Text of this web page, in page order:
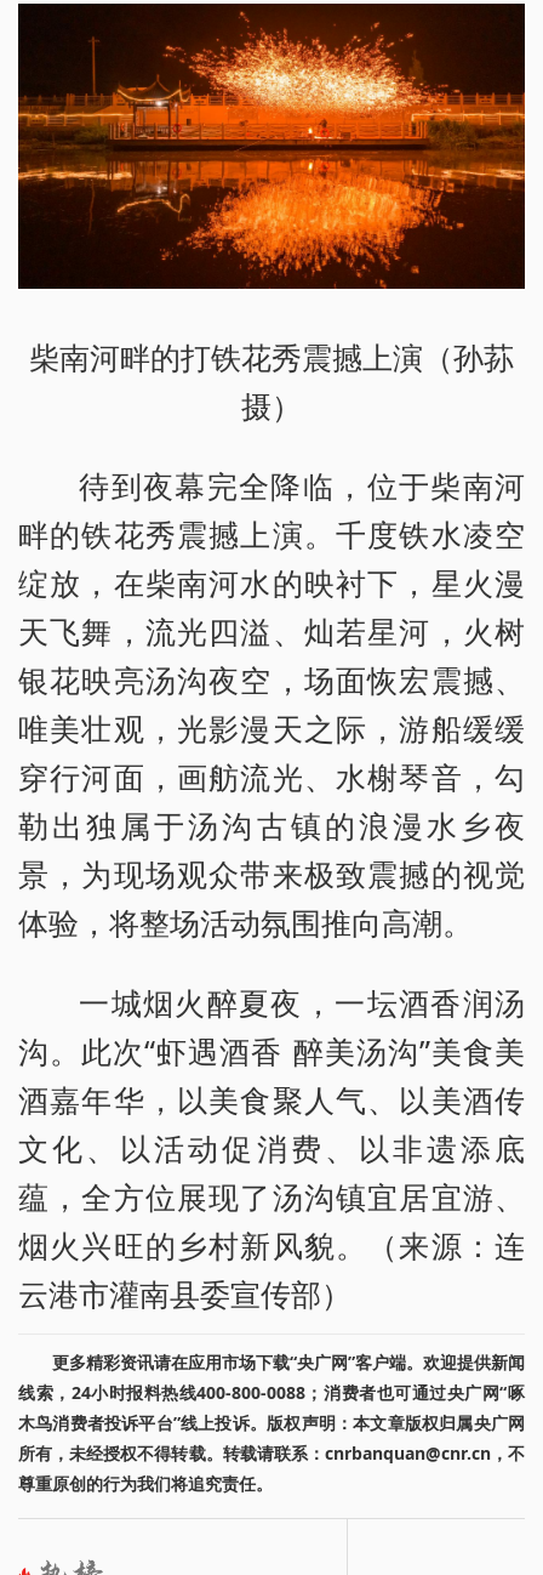
柴南河畔的打铁花秀震撼上演（孙荪
摄）
待到夜幕完全降临，位于柴南河
畔的铁花秀震撼上演。千度铁水凌空
绽放，在柴南河水的映衬下，星火漫
天飞舞，流光四溢、灿若星河，火树
银花映亮汤沟夜空，场面恢宏震撼、
唯美壮观，光影漫天之际，游船缓缓
穿行河面，画舫流光、水榭琴音，勾
勒出独属于汤沟古镇的浪漫水乡夜
景，为现场观众带来极致震撼的视觉
体验，将整场活动氛围推向高潮。
一城烟火醉夏夜，一坛酒香润汤
沟。此次“虾遇酒香 醉美汤沟”美食美
酒嘉年华，以美食聚人气、以美酒传
文化、以活动促消费、以非遗添底
蕴，全方位展现了汤沟镇宜居宜游、
烟火兴旺的乡村新风貌。（来源：连
云港市灌南县委宣传部）
更多精彩资讯请在应用市场下载“央广网”客户端。欢迎提供新闻
线索，24小时报料热线400-800-0088；消费者也可通过央广网“啄
木鸟消费者投诉平台”线上投诉。版权声明：本文章版权归属央广网
所有，未经授权不得转载。转载请联系：cnrbanquan@cnr.cn，不
尊重原创的行为我们将追究责任。